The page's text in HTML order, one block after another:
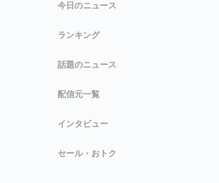
今日のニュース
ランキング
話題のニュース
配信元一覧
インタビュー
セール・おトク